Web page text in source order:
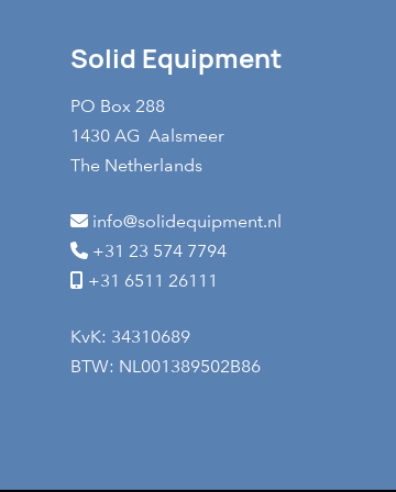
Solid Equipment
PO Box 288
1430 AG Aalsmeer
The Netherlands
info@solidequipment.nl
+31 23 574 7794
+31 6511 26111
KvK: 34310689
BTW: NL001389502B86